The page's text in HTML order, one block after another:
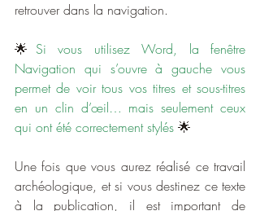
retrouver dans la navigation.
🌟 Si vous utilisez Word, la fenêtre
Navigation qui s’ouvre à gauche vous
permet de voir tous vos titres et sous-titres
en un clin d’œil… mais seulement ceux
qui ont été correctement stylés 🌟
Une fois que vous aurez réalisé ce travail
archéologique, et si vous destinez ce texte